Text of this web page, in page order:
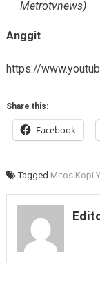
Metrotvnews)
Anggit
https://
Share this:
Facebook
Tagged Mitos Kopi